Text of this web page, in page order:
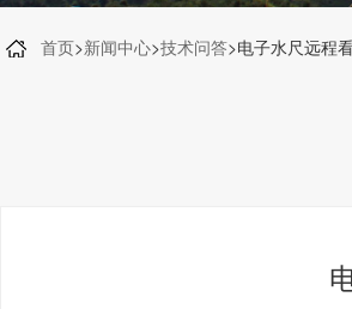
首页>新闻中心>技术问答>电子水尺远程